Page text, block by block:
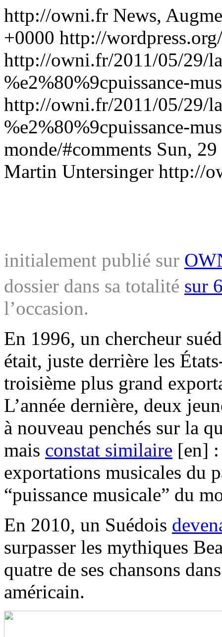
http://owni.fr News,
+0000 http://
http://owni.fr/2011/05/29/
%e2%80%9cpuissance-
http://owni.fr/2011/05/29/
%e2%80%9cpuissance-
monde/#comments Sun,
Martin Untersinger http://
initialement publié sur
dossier dans sa totalité sur
l’occasion.
En 1996, un chercheur
était, juste derrière les
troisième plus grand
L’année dernière, deux
à nouveau penchés sur la
mais constat similaire [en] :
exportations musicales du
“puissance musicale” du
En 2010, un Suédois
surpasser les mythiques
quatre de ses chansons
américain.